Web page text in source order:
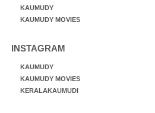
KAUMUDY
KAUMUDY MOVIES
INSTAGRAM
KAUMUDY
KAUMUDY MOVIES
KERALAKAUMUDI